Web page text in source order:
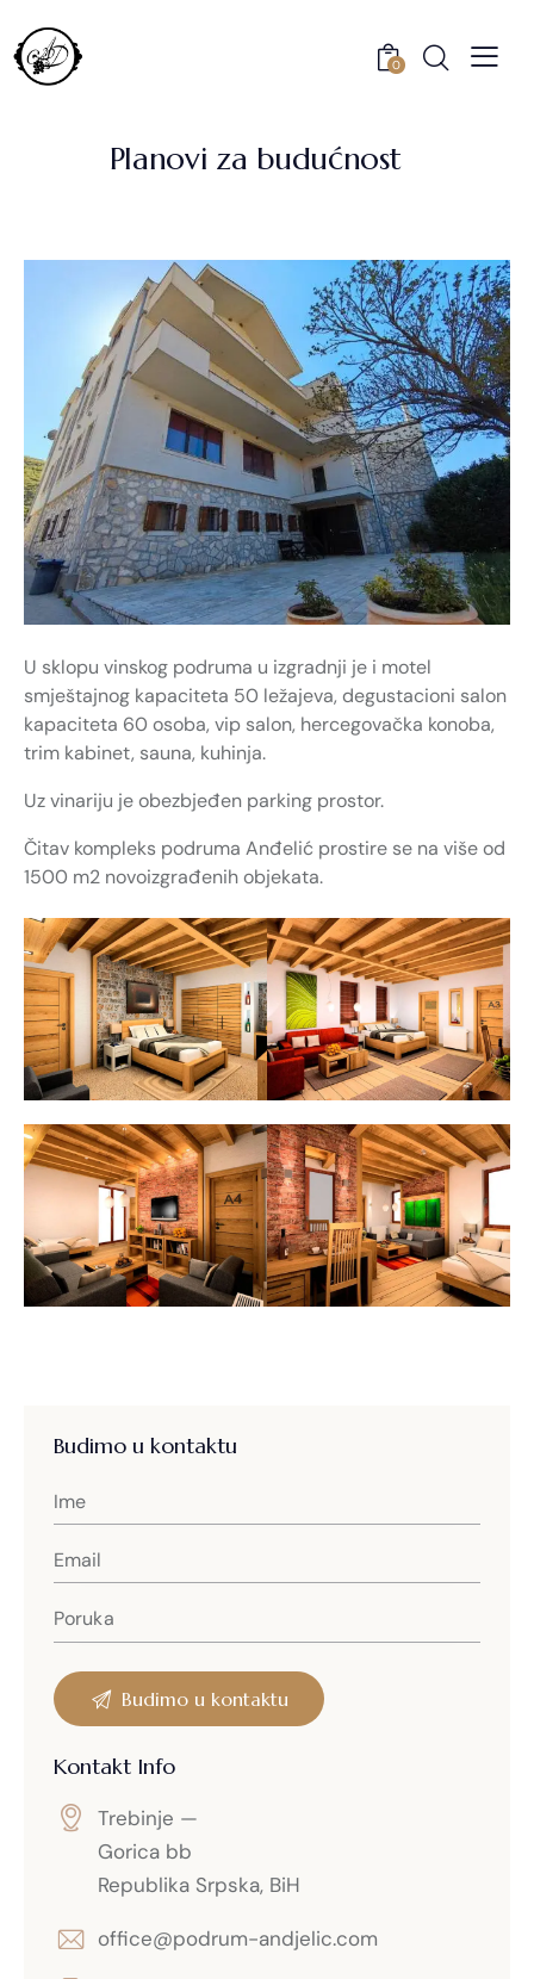
0
Planovi za budućnost
U sklopu vinskog podruma u izgradnji je i motel
smještajnog kapaciteta 50 ležajeva, degustacioni salon
kapaciteta 60 osoba, vip salon, hercegovačka konoba,
trim kabinet, sauna, kuhinja.
Uz vinariju je obezbjeđen parking prostor.
Čitav kompleks podruma Anđelić prostire se na više od
1500 m2 novoizgrađenih objekata.
Budimo u kontaktu
Kontakt Info
Trebinje —
Gorica bb
Republika Srpska, BiH
office@podrum-andjelic.com